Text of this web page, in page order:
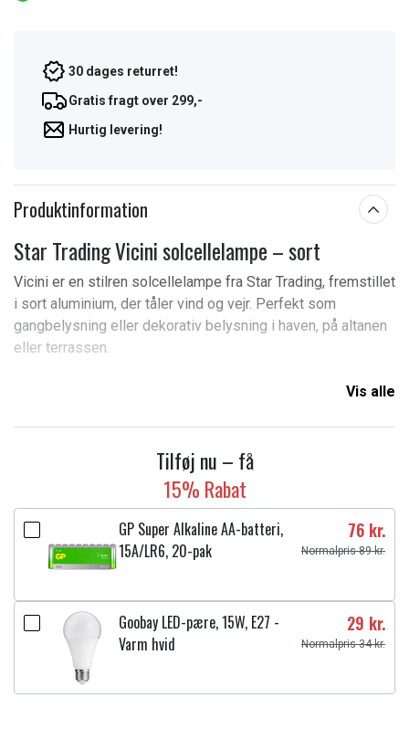
30 dages returret!
Gratis fragt over 299,-
Hurtig levering!
Produktinformation
Star Trading Vicini solcellelampe – sort
Vicini er en stilren solcellelampe fra Star Trading, fremstillet
i sort aluminium, der tåler vind og vejr. Perfekt som
gangbelysning eller dekorativ belysning i haven, på altanen
eller terrassen.
Med et behageligt varmhvidt lys på 40 lumen skaber
mørket. Solpanelet oplader batteriet i løbet af dagen.
Den indbyggede lyssensor tænder automatisk lyset, når det
Egenskaber:
Robust aluminium
Varmhvidt lys
Automatisk tænding
Ideel til gang- og dekorationslys
Nem installation
Vis alle
Tilføj nu – få
15% Rabat
GP Super Alkaline AA-batteri,
15A/LR6, 20-pak
76 kr.
Normalpris 89 kr.
Goobay LED-pære, 15W, E27 -
Varm hvid
29 kr.
Normalpris 34 kr.